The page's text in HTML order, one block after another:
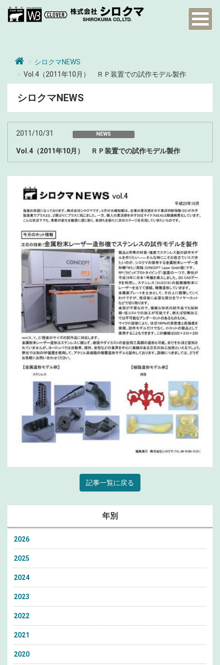
シロクマNEWS
Vol.4（2011年10月） ＲＰ装置での試作モデル製作
シロクマNEWS
2011/10/31 NEWS
Vol.4（2011年10月） ＲＰ装置での試作モデル製作
記事一覧に戻る
年別
2026
2025
2024
2023
2022
2021
2020